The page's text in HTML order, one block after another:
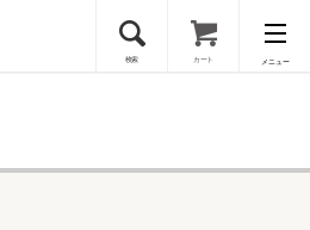
検索 カート メニュー